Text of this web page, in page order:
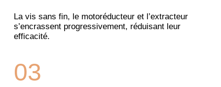
La vis sans fin, le motoréducteur et l’extracteur
s’encrassent progressivement, réduisant leur
efficacité.
03